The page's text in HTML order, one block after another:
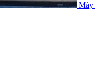
Máy